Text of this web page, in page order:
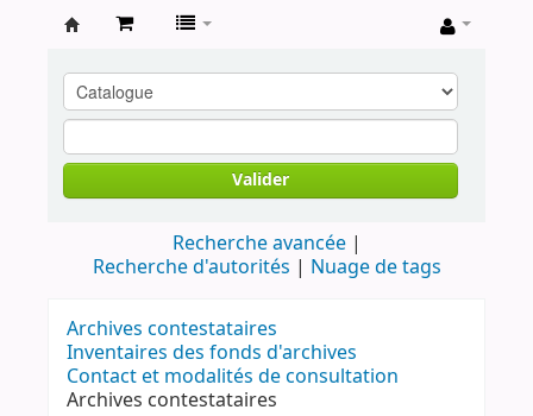
contestataires
Valider
Recherche avancée
Recherche d'autorités
Nuage de tags
Archives contestataires
Inventaires des fonds d'archives
Contact et modalités de consultation
Archives contestataires